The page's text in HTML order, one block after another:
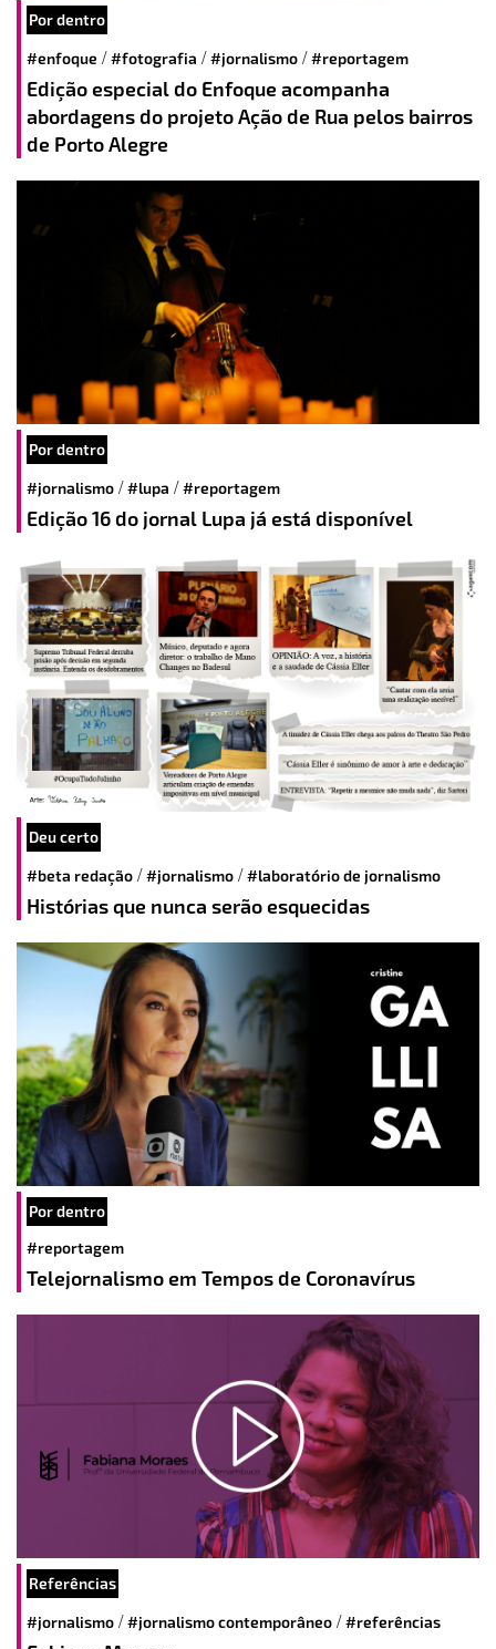
Por dentro
#enfoque /#fotografia /#jornalismo /#reportagem
Edição especial do Enfoque acompanha
abordagens do projeto Ação de Rua pelos bairros
de Porto Alegre
Por dentro
#jornalismo /#lupa /#reportagem
Edição 16 do jornal Lupa já está disponível
Deu certo
#beta redação /#jornalismo /#laboratório de jornalismo
Histórias que nunca serão esquecidas
Por dentro
#reportagem
Telejornalismo em Tempos de Coronavírus
Referências
#jornalismo /#jornalismo contemporâneo /#referências